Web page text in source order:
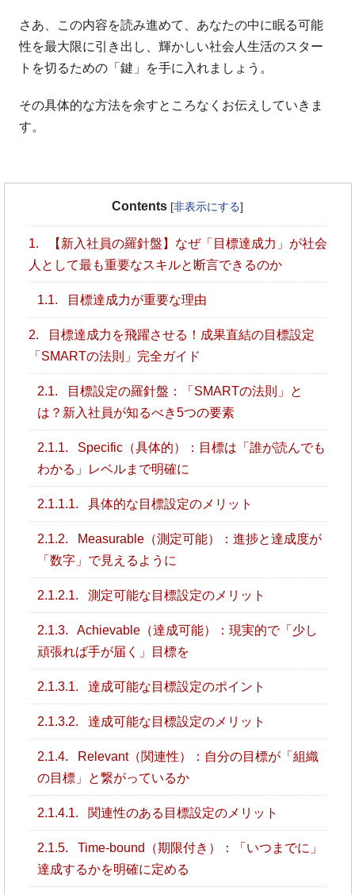
さあ、この内容を読み進めて、あなたの中に眠る可能
性を最大限に引き出し、輝かしい社会人生活のスター
トを切るための「鍵」を手に入れましょう。
その具体的な方法を余すところなくお伝えしていきま
す。
Contents [非表示にする]
1.
【新入社員の羅針盤】なぜ「目標達成力」が社会
人として最も重要なスキルと断言できるのか
1.1. 目標達成力が重要な理由
2.
目標達成力を飛躍させる！成果直結の目標設定
「SMARTの法則」完全ガイド
2.1.
目標設定の羅針盤：「SMARTの法則」と
は？新入社員が知るべき5つの要素
2.1.1.
Specific（具体的）：目標は「誰が読んでも
わかる」レベルまで明確に
2.1.1.1. 具体的な目標設定のメリット
2.1.2.
Measurable（測定可能）：進捗と達成度が
「数字」で見えるように
2.1.2.1. 測定可能な目標設定のメリット
2.1.3.
Achievable（達成可能）：現実的で「少し
頑張れば手が届く」目標を
2.1.3.1. 達成可能な目標設定のポイント
2.1.3.2. 達成可能な目標設定のメリット
2.1.4.
Relevant（関連性）：自分の目標が「組織
の目標」と繋がっているか
2.1.4.1. 関連性のある目標設定のメリット
2.1.5.
Time-bound（期限付き）：「いつまでに」
達成するかを明確に定める